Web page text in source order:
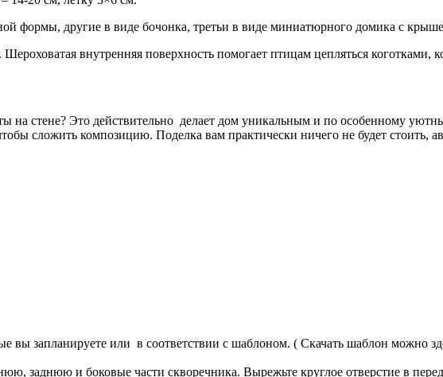
формы, другие в виде бочонка, третьи в виде миниатюрного домика с
внутренняя поверхность помогает птицам цепляться коготками,
на стене? Это действительно делает дом уникальным и по особенному
сложить композицию. Поделка вам практически ничего не будет стоить,
вы запланируете или в соответствии с шаблоном. ( Скачать шаблон можно
заднюю и боковые части скворечника. Вырежьте круглое отверстие в